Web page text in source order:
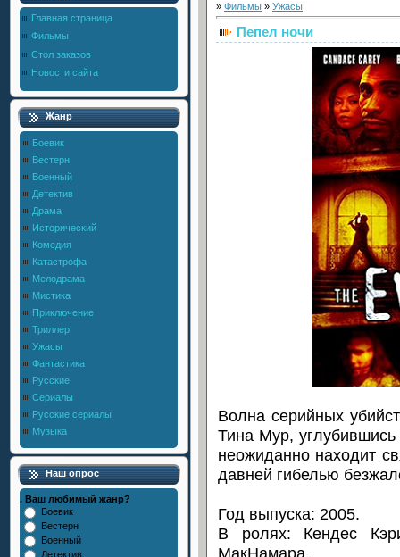
Главная страница
Фильмы
Стол заказов
Новости сайта
Жанр
Боевик
Вестерн
Военный
Детектив
Драма
Исторический
Комедия
Катастрофа
Мелодрама
Мистика
Приключение
Триллер
Ужасы
Фантастика
Русские
Сериалы
Русские сериалы
Музыка
Наш опрос
. Ваш любимый жанр?
Боевик
Вестерн
Военный
Детектив
» Фильмы » Ужасы
Пепел ночи
Волна серийных
Тина Мур, углубившись
неожиданно находит
давней гибелью
Год выпуска: 2005.
В ролях: Кендес
МакНамара.